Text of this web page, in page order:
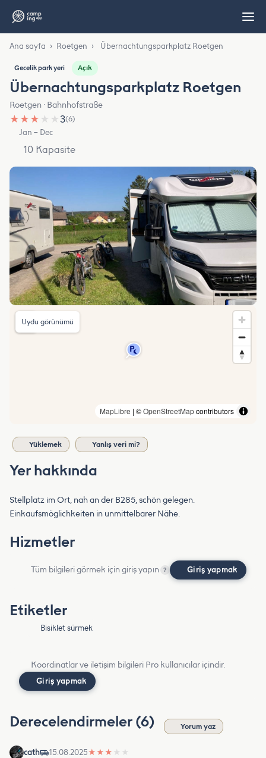
Ana sayfa › Roetgen › Übernachtungsparkplatz Roetgen
Gecelik park yeri Açık
Übernachtungsparkplatz Roetgen
Roetgen · Bahnhofstraße
★ ★ ★ ★ ★3(6)
Jan – Dec
10 Kapasite
MapLibre | ©OpenStreetMapcontributors
Uydu görünümü
Yüklemek Yanlış veri mi?
Yer hakkında
Stellplatz im Ort, nah an der B285, schön gelegen.
Einkaufsmöglichkeiten in unmittelbarer Nähe.
Hizmetler
Tüm bilgileri görmek için giriş yapın ? Giriş yapmak
Etiketler
Bisiklet sürmek
Koordinatlar ve iletişim bilgileri Pro kullanıcılar içindir.
Giriş yapmak
Derecelendirmeler (6) Yorum yaz
cath 15.08.2025★ ★ ★ ★ ★